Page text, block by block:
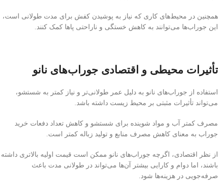
همچنین در محیط‌های کاری که نیاز به پوشیدن کفش برای مدت طولانی است،
این جوراب‌ها می‌توانند به کاهش خستگی و ناراحتی پاها کمک کنند.
تأثیرات محیطی و اقتصادی جوراب‌های نانو
استفاده از جوراب‌های نانو به دلیل عمر طولانی‌تر و نیاز کمتر به شستشو،
می‌تواند تأثیرات مثبتی بر محیط زیست داشته باشد.
مصرف کمتر آب و مواد شوینده برای شستشو و کاهش تعداد دفعات خرید
جوراب به معنای کاهش مصرف منابع و تولید زباله کمتر است.
از نظر اقتصادی، اگرچه جوراب‌های نانو ممکن است قیمت اولیه بالاتری داشته
باشند، اما دوام و کارایی بیشتر آن‌ها می‌تواند در طولانی مدت باعث
صرفه‌جویی در هزینه‌ها شود.